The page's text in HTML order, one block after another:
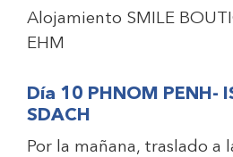
Alojamiento SMILE
EHM
Día 10 PHNOM PENH-
SDACH
Por la mañana, traslado a